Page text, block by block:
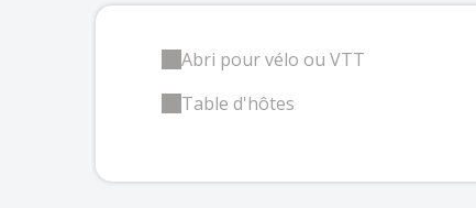
Abri pour vélo ou VTT
Table d'hôtes